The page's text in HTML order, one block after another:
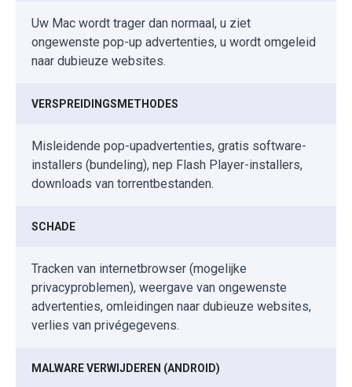
Uw Mac wordt trager dan normaal, u ziet
ongewenste pop-up advertenties, u wordt omgeleid
naar dubieuze websites.
VERSPREIDINGSMETHODES
Misleidende pop-upadvertenties, gratis software-
installers (bundeling), nep Flash Player-installers,
downloads van torrentbestanden.
SCHADE
Tracken van internetbrowser (mogelijke
privacyproblemen), weergave van ongewenste
advertenties, omleidingen naar dubieuze websites,
verlies van privégegevens.
MALWARE VERWIJDEREN (ANDROID)